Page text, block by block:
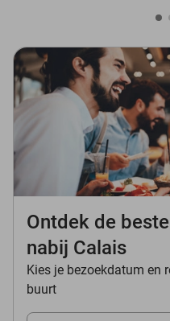
Ontdek de
nabij Calais
Kies je bezoekdatum en
buurt